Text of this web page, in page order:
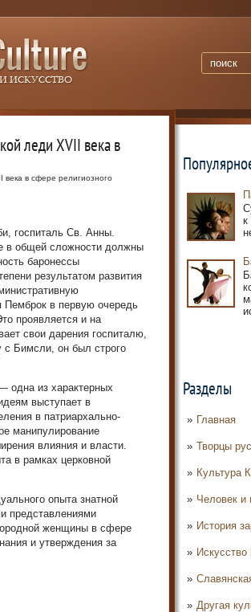
к
Разделы
Главная
Творцы
Культура
Человек и
История
Другая
леди XVII века в
века в сфере религиозного
госпиталь Св. Анны.
в общей сложности должны
баронессы
результатом развития
Пемброк в первую очередь
проявляется и на
свои дарения госпиталю,
с Бимсли, он был строго
одна из характерных
выступает в
в патриархально-
манипулирование
влияния и власти.
в рамках церковной
опыта знатной
представлениями
женщины в сфере
и утверждения за